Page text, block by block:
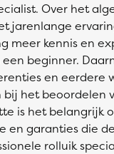
Over het
jarenlange
meer kennis en
beginner.
en eerdere
bij het beoordelen
is het belangrijk
en garanties die
rolluik